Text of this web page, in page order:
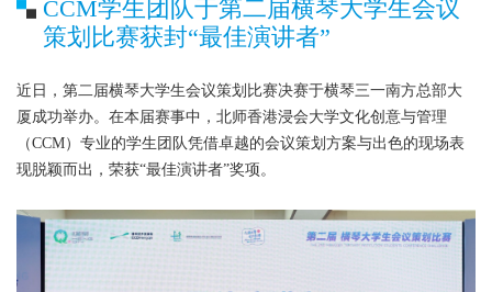
CCM学生团队于第二届横琴大学生会议
策划比赛获封“最佳演讲者”
近日，第二届横琴大学生会议策划比赛决赛于横琴三一南方总部大
厦成功举办。在本届赛事中，北师香港浸会大学文化创意与管理
（CCM）专业的学生团队凭借卓越的会议策划方案与出色的现场表
现脱颖而出，荣获“最佳演讲者”奖项。